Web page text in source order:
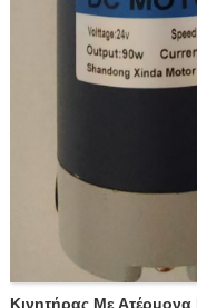
Κινητήρας Με Ατέρμονα